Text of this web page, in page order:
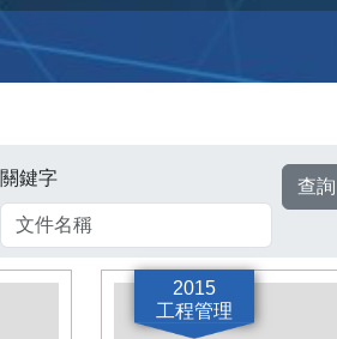
關鍵字 查詢
2015
工程管理